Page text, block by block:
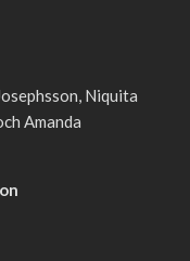
Niquita
Amanda